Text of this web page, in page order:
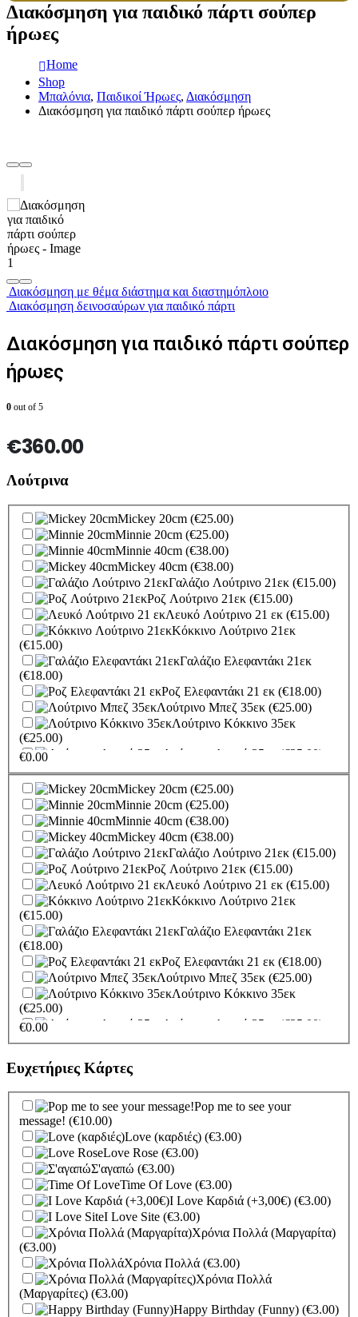
Διακόσμηση για παιδικό πάρτι σούπερ
ήρωες
Home
Shop
Μπαλόνια, Παιδικοί Ήρωες, Διακόσμηση
Διακόσμηση για παιδικό πάρτι σούπερ ήρωες
Διακόσμηση με θέμα διάστημα και διαστημόπλοιο
Διακόσμηση δεινοσαύρων για παιδικό πάρτι
Διακόσμηση για παιδικό πάρτι σούπερ
ήρωες
0 out of 5
€360.00
Λούτρινα
Mickey 20cm (€25.00)
Minnie 20cm (€25.00)
Minnie 40cm (€38.00)
Mickey 40cm (€38.00)
Γαλάζιο Λούτρινο 21εκ (€15.00)
Ροζ Λούτρινο 21εκ (€15.00)
Λευκό Λούτρινο 21 εκ (€15.00)
Κόκκινο Λούτρινο 21εκ
(€15.00)
Γαλάζιο Ελεφαντάκι 21εκ
(€18.00)
Ροζ Ελεφαντάκι 21 εκ (€18.00)
Λούτρινο Μπεζ 35εκ (€25.00)
Λούτρινο Κόκκινο 35εκ
(€25.00)
Λούτρινο Λευκό 35εκ
(€25.00)
Λούτρινο Γαλάζιο 35εκ(€25.00)
Λούτρινο Ροζ 35εκ
Λούτρινο Γαλάζιο 45εκ
Λούτρινο Ροζ 45εκ
Λούτρινο Μπεζ 45εκ
Λούτρινο Λευκό 45εκ (€37.00)
Λούτρινο Κόκκινο 45εκ
(€37.00)
Λούτρινο Καφέ ή
Λευκό 60-70εκ
(€80.00)
Λούτρινο Γίγας 100-140εκ
(€180.00)
Ελεφαντάκι Γαλάζιο 50εκ
(€70.00)
Ελεφαντάκι Ροζ 50εκ(€70.00)
Καμηλοπάρδαλη 80εκ
€0.00
Mickey 20cm (€25.00)
Minnie 20cm (€25.00)
Minnie 40cm (€38.00)
Mickey 40cm (€38.00)
Γαλάζιο Λούτρινο 21εκ (€15.00)
Ροζ Λούτρινο 21εκ (€15.00)
Λευκό Λούτρινο 21 εκ (€15.00)
Κόκκινο Λούτρινο 21εκ
(€15.00)
Γαλάζιο Ελεφαντάκι 21εκ
(€18.00)
Ροζ Ελεφαντάκι 21 εκ (€18.00)
Λούτρινο Μπεζ 35εκ (€25.00)
Λούτρινο Κόκκινο 35εκ
(€25.00)
Λούτρινο Λευκό 35εκ
(€25.00)
Λούτρινο Γαλάζιο 35εκ(€25.00)
Λούτρινο Μπεζ 45εκ(€37.00)
Λούτρινο Κόκκινο 45εκ
(€37.00)
Λευκό 60-70εκ (€80.00)
Λούτρινο Γίγας 100-140εκ
(€180.00)
Ελεφαντάκι Γαλάζιο 50εκ
(€70.00)
Ελεφαντάκι Ροζ 50εκ
Καμηλοπάρδαλη 80εκ
€0.00
Ευχετήριες Κάρτες
Pop me to see your
message! (€10.00)
Love (καρδιές) (€3.00)
Love Rose (€3.00)
Σ'αγαπώ (€3.00)
Time Of Love (€3.00)
I Love Καρδιά (+3,00€) (€3.00)
I Love Site (€3.00)
Χρόνια Πολλά (Μαργαρίτα)
(€3.00)
Χρόνια Πολλά (€3.00)
Χρόνια Πολλά
(Μαργαρίτες) (€3.00)
Happy Birthday (Funny) (€3.00)